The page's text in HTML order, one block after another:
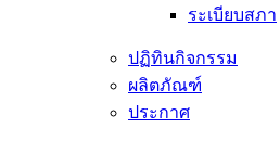
ระเบียบสภา
ปฏิทินกิจกรรม
ผลิตภัณฑ์
ประกาศ